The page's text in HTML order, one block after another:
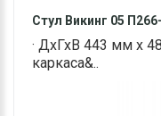
Стул Викинг 05
· ДхГхВ 443 мм х
каркаса&..